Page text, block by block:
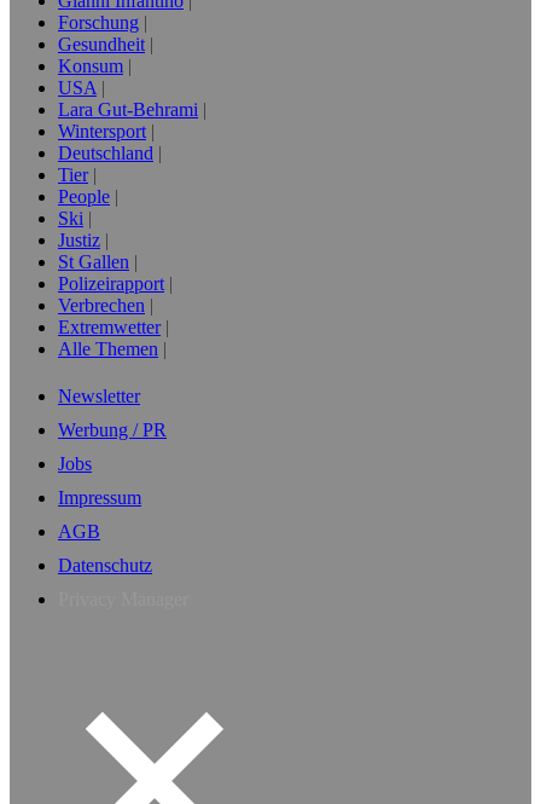
Forschung
Gesundheit
Konsum
USA
Lara Gut-Behrami
Wintersport
Deutschland
Tier
People
Ski
Justiz
St Gallen
Polizeirapport
Verbrechen
Extremwetter
Alle Themen
Newsletter
Werbung / PR
Jobs
Impressum
AGB
Datenschutz